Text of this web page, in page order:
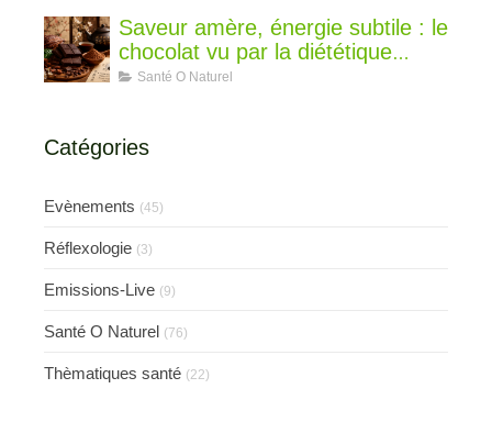
Saveur amère, énergie subtile : le
chocolat vu par la diététique
chinoise
Santé O Naturel
Catégories
Evènements (45)
Réflexologie (3)
Emissions-Live (9)
Santé O Naturel (76)
Thèmatiques santé (22)